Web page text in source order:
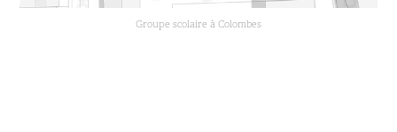
Groupe scolaire à Colombes